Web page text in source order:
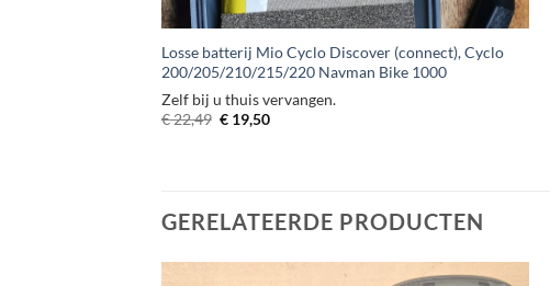
+
Losse batterij Mio Cyclo Discover (connect), Cyclo
200/205/210/215/220 Navman Bike 1000
Zelf bij u thuis vervangen.
€22,49 Oorspronkelijke
prijs
€ 19,50Huidige
GERELATEERDE PRODUCTEN